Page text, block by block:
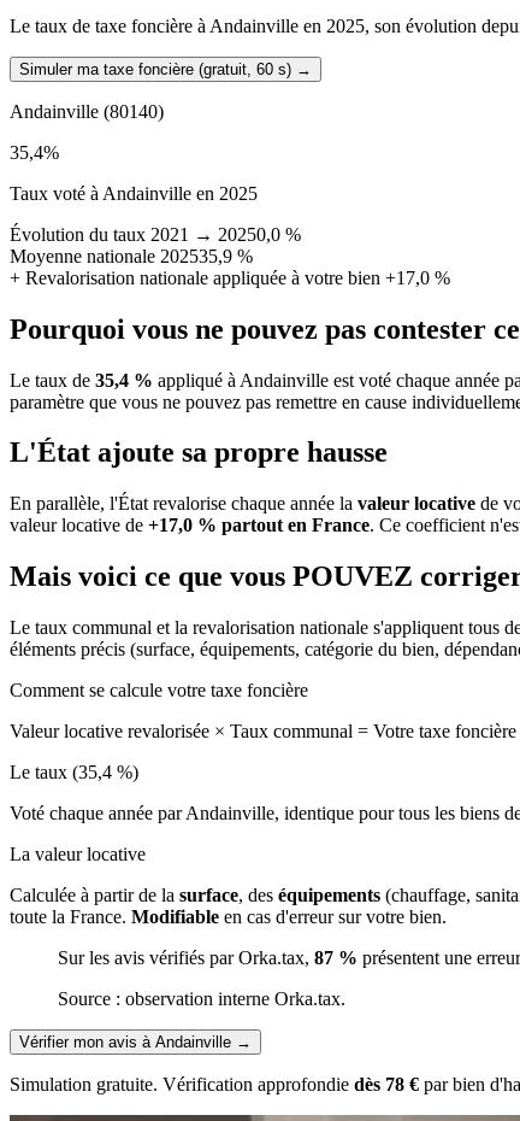
Le taux de taxe foncière à Andainville en 2025, son évolution
Simuler ma taxe foncière (gratuit, 60 s) →
Andainville (80140)
35,4%
Taux voté à Andainville en 2025
Évolution du taux 2021 → 20250,0 %
Moyenne nationale 202535,9 %
+ Revalorisation nationale appliquée à votre bien +17,0 %
Pourquoi vous ne pouvez pas contester
Le taux de 35,4 % appliqué à Andainville est voté chaque année
paramètre que vous ne pouvez pas remettre en cause
L'État ajoute sa propre hausse
En parallèle, l'État revalorise chaque année la valeur locative de
valeur locative de +17,0 % partout en France. Ce coefficient
Mais voici ce que vous POUVEZ
Le taux communal et la revalorisation nationale s'appliquent tous
éléments précis (surface, équipements, catégorie du bien,
Comment se calcule votre taxe foncière
Valeur locative revalorisée × Taux communal = Votre taxe foncière
Le taux (35,4 %)
Voté chaque année par Andainville, identique pour tous les biens
La valeur locative
Calculée à partir de la surface, des équipements (chauffage,
toute la France. Modifiable en cas d'erreur sur votre bien.
Sur les avis vérifiés par Orka.tax, 87 % présentent une
Source : observation interne Orka.tax.
Vérifier mon avis à Andainville →
Simulation gratuite. Vérification approfondie dès 78 € par bien